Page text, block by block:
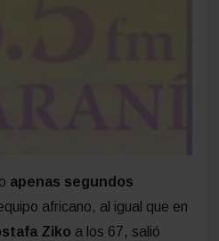
apenas segundos
africano, al igual que en
Ziko a los 67, salió